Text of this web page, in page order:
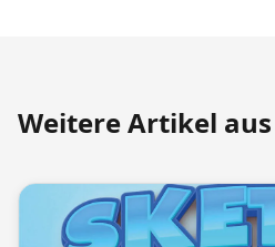
Weitere Artikel aus